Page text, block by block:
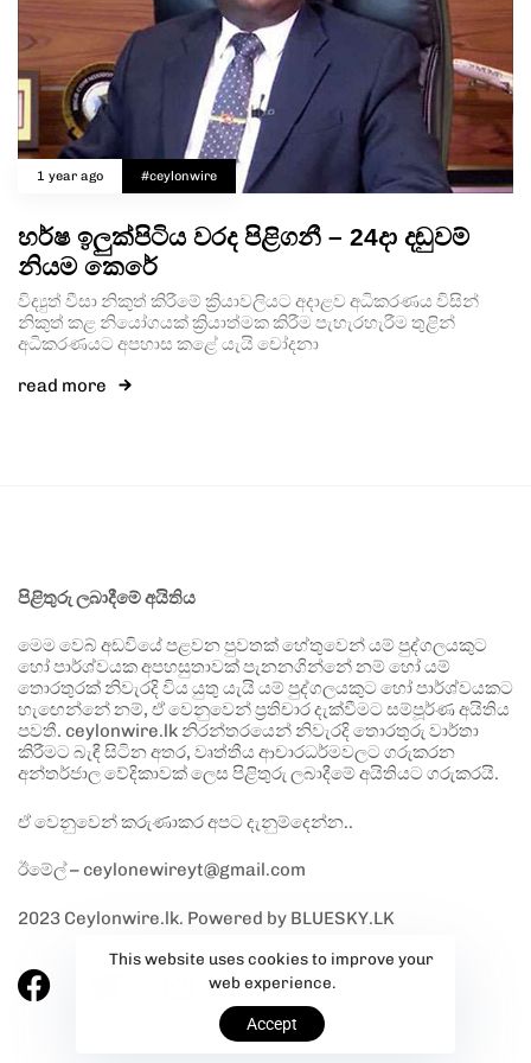
1 year ago #ceylonwire
හර්ෂ ඉලුක්පිටිය වරද පිළිගනී – 24දා දඬුවම්
නියම කෙරේ
විද්‍යුත් වීසා නිකුත් කිරීමේ ක්‍රියාවලියට අදාළව අධිකරණය විසින්
නිකුත් කළ නියෝගයක් ක්‍රියාත්මක කිරීම පැහැරහැරීම තුළින්
අධිකරණයට අපහාස කළේ යැයි චෝදනා
read more
පිළිතුරු ලබාදීමේ අයිතිය
මෙම වෙබ් අඩවියේ පළවන පුවතක් හේතුවෙන් යම් පුද්ගලයකුට
හෝ පාර්ශ්වයක අපහසුතාවක් පැනනගින්නේ නම් හෝ යම්
තොරතුරක් නිවැරදි විය යුතු යැයි යම් පුද්ගලයකුට හෝ පාර්ශ්වයකට
හැඟෙන්නේ නම්, ඒ වෙනුවෙන් ප්‍රතිචාර දැක්වීමට සම්පූර්ණ අයිතිය
පවතී. ceylonwire.lk නිරන්තරයෙන් නිවැරදි තොරතුරු වාර්තා
කිරීමට බැඳී සිටින අතර, වෘත්තීය ආචාරධර්මවලට ගරුකරන
අන්තර්ජාල වේදිකාවක් ලෙස පිළිතුරු ලබාදීමේ අයිතියට ගරුකරයි.
ඒ වෙනුවෙන් කරුණාකර අපට දැනුම්දෙන්න..
ඊමේල් – ceylonewireyt@gmail.com
2023 Ceylonwire.lk. Powered by BLUESKY.LK
This website uses cookies to improve your
web experience.
Accept